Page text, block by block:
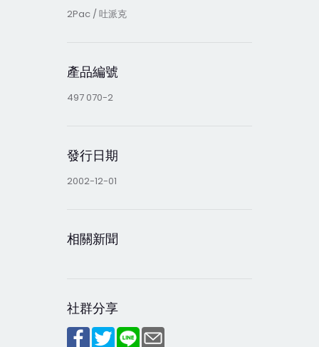
2Pac / 吐派克
產品編號
497 070-2
發行日期
2002-12-01
相關新聞
社群分享